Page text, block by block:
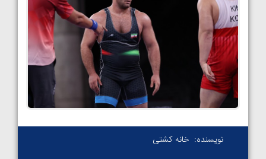
نویسنده: خانه کشتی